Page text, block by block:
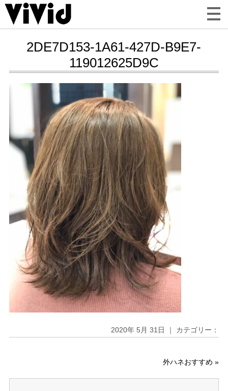
2DE7D153-1A61-427D-B9E7-
119012625D9C
2020年 5月 31日 ｜ カテゴリー：
外ハネおすすめ »